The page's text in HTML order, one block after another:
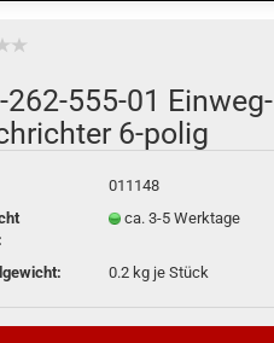
​262-555-01 Einweg-​
6-​polig
011148
ca. 3-5 Werktage
0.2kg je Stück